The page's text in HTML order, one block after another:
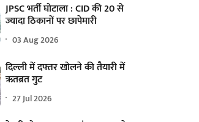
JPSC भर्ती घोटाला : CID की 20 से
ज्यादा ठिकानों पर छापेमारी
03 Aug 2026
दिल्ली में दफ्तर खोलने की तैयारी में
ऋतब्रत गुट
27 Jul 2026